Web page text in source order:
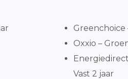
Oxxio –
Vast 2 jaar